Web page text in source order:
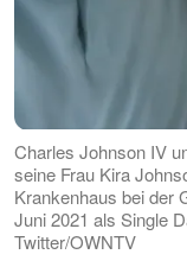
Charles Johnson IV
seine Frau Kira
Krankenhaus bei der
Juni 2021 als Single
Twitter/OWNTV